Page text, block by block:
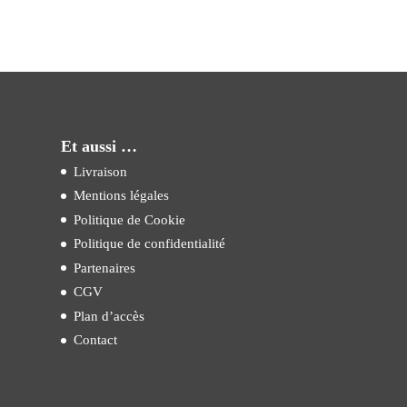
Et aussi …
Livraison
Mentions légales
Politique de Cookie
Politique de confidentialité
Partenaires
CGV
Plan d’accès
Contact